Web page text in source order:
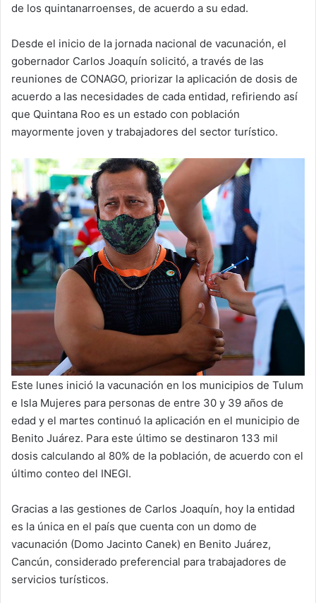
de los quintanarroenses, de acuerdo a su edad.
Desde el inicio de la jornada nacional de vacunación, el
gobernador Carlos Joaquín solicitó, a través de las
reuniones de CONAGO, priorizar la aplicación de dosis de
acuerdo a las necesidades de cada entidad, refiriendo así
que Quintana Roo es un estado con población
mayormente joven y trabajadores del sector turístico.
Este lunes inició la vacunación en los municipios de Tulum
e Isla Mujeres para personas de entre 30 y 39 años de
edad y el martes continuó la aplicación en el municipio de
Benito Juárez. Para este último se destinaron 133 mil
dosis calculando al 80% de la población, de acuerdo con el
último conteo del INEGI.
Gracias a las gestiones de Carlos Joaquín, hoy la entidad
es la única en el país que cuenta con un domo de
vacunación (Domo Jacinto Canek) en Benito Juárez,
Cancún, considerado preferencial para trabajadores de
servicios turísticos.